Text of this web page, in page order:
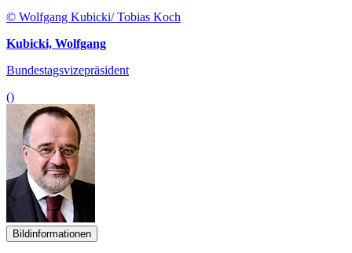
© Wolfgang Kubicki/ Tobias Koch
Kubicki, Wolfgang
Bundestagsvizepräsident
()
Bildinformationen